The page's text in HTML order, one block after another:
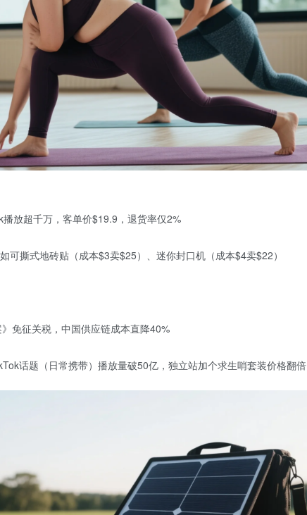
放超千万，客单价$19.9，退货率仅2%
可撕式地砖贴（成本$3卖$25）、迷你封口机（成本$4卖$22）
免征关税，中国供应链成本直降40%
话题 （日常携带）播放量破50亿，独立站加个求生哨套装价格翻倍